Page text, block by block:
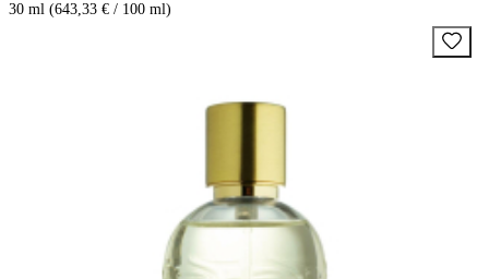
30 ml (643,33 € / 100 ml)